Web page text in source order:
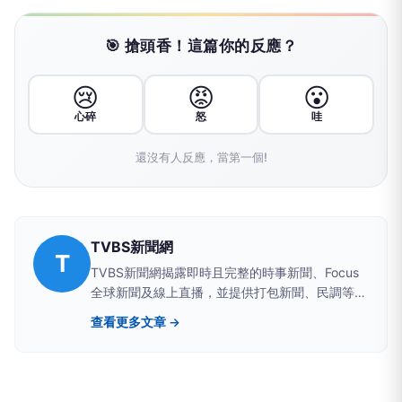
🎯 搶頭香！這篇你的反應？
😢
心碎
😡
怒
😮
哇
還沒有人反應，當第一個!
T
TVBS新聞網
TVBS新聞網揭露即時且完整的時事新聞、Focus
全球新聞及線上直播，並提供打包新聞、民調等資
訊，展現兼具深度及廣度的新聞視野│TVBS 最值
得信賴的媒體
查看更多文章 →